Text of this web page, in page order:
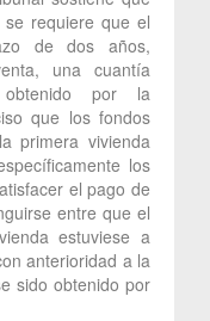
requiere que el
de dos años,
una cuantía
por la
que los fondos
primera vivienda
los
el pago de
entre que el
estuviese a
anterioridad a la
sido obtenido por